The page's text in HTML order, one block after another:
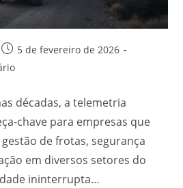
5 de fevereiro de 2026
décadas, a telemetria
chave para empresas que
de frotas, segurança
em diversos setores do
ininterrupta…